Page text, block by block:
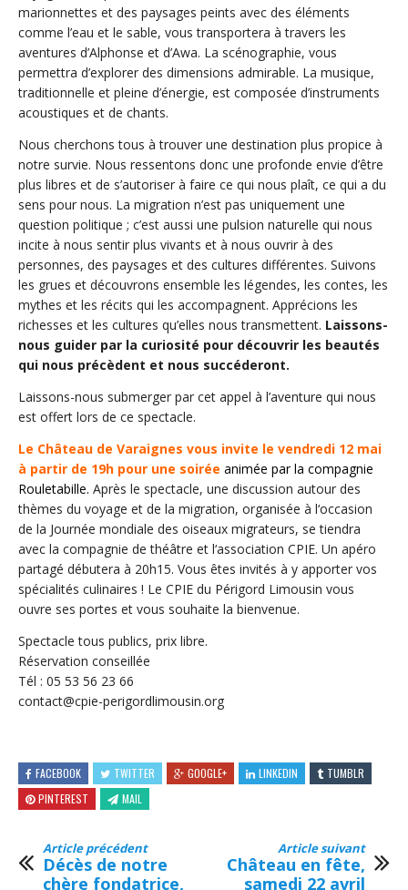
marionnettes et des paysages peints avec des éléments
comme l’eau et le sable, vous transportera à travers les
aventures d’Alphonse et d’Awa. La scénographie, vous
permettra d’explorer des dimensions admirable. La musique,
traditionnelle et pleine d’énergie, est composée d’instruments
acoustiques et de chants.
Nous cherchons tous à trouver une destination plus propice à
notre survie. Nous ressentons donc une profonde envie d’être
plus libres et de s’autoriser à faire ce qui nous plaît, ce qui a du
sens pour nous. La migration n’est pas uniquement une
question politique ; c’est aussi une pulsion naturelle qui nous
incite à nous sentir plus vivants et à nous ouvrir à des
personnes, des paysages et des cultures différentes. Suivons
les grues et découvrons ensemble les légendes, les contes, les
mythes et les récits qui les accompagnent. Apprécions les
richesses et les cultures qu’elles nous transmettent. Laissons-
nous guider par la curiosité pour découvrir les beautés
qui nous précèdent et nous succéderont.
Laissons-nous submerger par cet appel à l’aventure qui nous
est offert lors de ce spectacle.
Le Château de Varaignes vous invite le vendredi 12 mai
à partir de 19h pour une soirée animée parla compagnie
Rouletabille. Après le spectacle, une discussion autour des
thèmes du voyage et de la migration, organisée à l‘occasion
de la Journée mondiale des oiseaux migrateurs, se tiendra
avec la compagnie de théâtre et l‘association CPIE. Un apéro
partagé débutera à 20h15. Vous êtes invités à y apporter vos
spécialités culinaires ! Le CPIE du Périgord Limousin vous
ouvre ses portes et vous souhaite la bienvenue.
Spectacle tous publics, prix libre.
Réservation conseillée
Tél : 05 53 56 23 66
contact@cpie-perigordlimousin.org
FACEBOOK TWITTER GOOGLE+ LINKEDIN
TUMBLR
PINTEREST
MAIL
Article précédent
Décès de notre
chère fondatrice,
Article suivant
Château en fête,
samedi 22 avril